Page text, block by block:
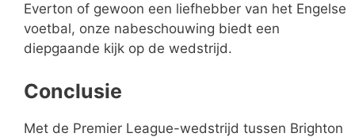
Everton of gewoon een liefhebber van het Engelse
voetbal, onze nabeschouwing biedt een
diepgaande kijk op de wedstrijd.
Conclusie
Met de Premier League-wedstrijd tussen Brighton